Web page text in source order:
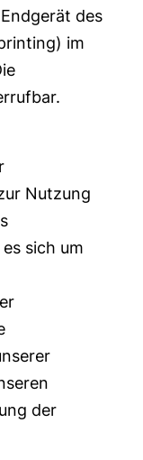
des
im
Nutzung
sich um
der